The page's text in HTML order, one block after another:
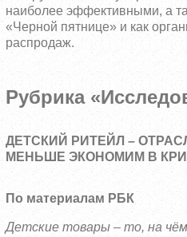
наиболее эффективными, а
«Черной пятнице» и как
распродаж.
Рубрика
ДЕТСКИЙ РИТЕЙЛ –
МЕНЬШЕ ЭКОНОМИМ В
По материалам РБК
Детские товары – то, на